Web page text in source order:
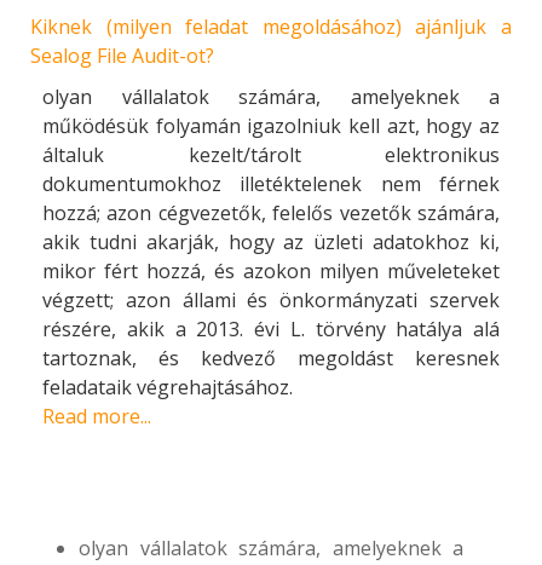
Kiknek (milyen feladat megoldásához) ajánljuk a
Sealog File Audit-ot?
olyan vállalatok számára, amelyeknek a
működésük folyamán igazolniuk kell azt, hogy az
általuk kezelt/tárolt elektronikus
dokumentumokhoz illetéktelenek nem férnek
hozzá; azon cégvezetők, felelős vezetők számára,
akik tudni akarják, hogy az üzleti adatokhoz ki,
mikor fért hozzá, és azokon milyen műveleteket
végzett; azon állami és önkormányzati szervek
részére, akik a 2013. évi L. törvény hatálya alá
tartoznak, és kedvező megoldást keresnek
feladataik végrehajtásához.
Read more...
olyan vállalatok számára, amelyeknek a